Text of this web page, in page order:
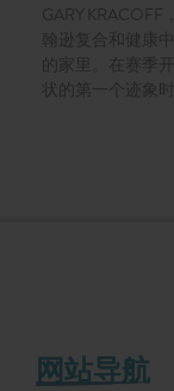
GARY KRACOFF
翰逊复合和健康
的家里。在赛季
状的第一个迹象
网站导航